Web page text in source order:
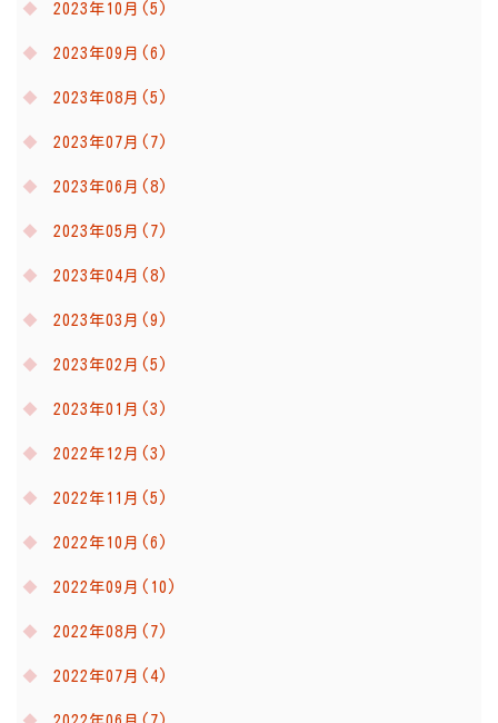
2023年10月(5)
2023年09月(6)
2023年08月(5)
2023年07月(7)
2023年06月(8)
2023年05月(7)
2023年04月(8)
2023年03月(9)
2023年02月(5)
2023年01月(3)
2022年12月(3)
2022年11月(5)
2022年10月(6)
2022年09月(10)
2022年08月(7)
2022年07月(4)